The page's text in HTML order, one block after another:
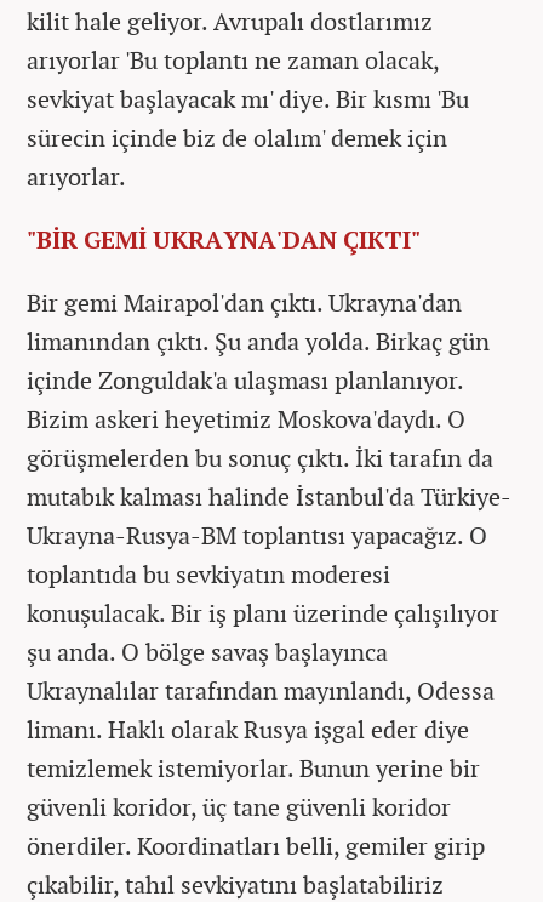
kilit hale geliyor. Avrupalı dostlarımız
arıyorlar 'Bu toplantı ne zaman olacak,
sevkiyat başlayacak mı' diye. Bir kısmı 'Bu
sürecin içinde biz de olalım' demek için
arıyorlar.
"BİR GEMİ UKRAYNA'DAN ÇIKTI"
Bir gemi Mairapol'dan çıktı. Ukrayna'dan
limanından çıktı. Şu anda yolda. Birkaç gün
içinde Zonguldak'a ulaşması planlanıyor.
Bizim askeri heyetimiz Moskova'daydı. O
görüşmelerden bu sonuç çıktı. İki tarafın da
mutabık kalması halinde İstanbul'da Türkiye-
Ukrayna-Rusya-BM toplantısı yapacağız. O
toplantıda bu sevkiyatın moderesi
konuşulacak. Bir iş planı üzerinde çalışılıyor
şu anda. O bölge savaş başlayınca
Ukraynalılar tarafından mayınlandı, Odessa
limanı. Haklı olarak Rusya işgal eder diye
temizlemek istemiyorlar. Bunun yerine bir
güvenli koridor, üç tane güvenli koridor
önerdiler. Koordinatları belli, gemiler girip
çıkabilir, tahıl sevkiyatını başlatabiliriz